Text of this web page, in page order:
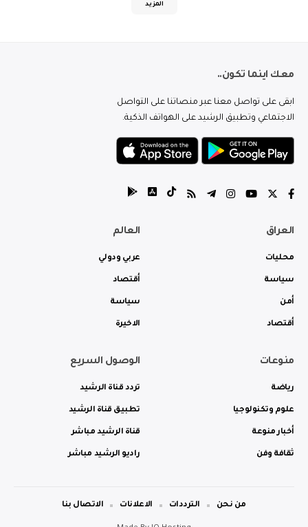
المزيد
معك اينما تكون..
ابقى على تواصل معنا عبر منصاتنا على التواصل
الاجتماعي وتطبيق الرشيد على الهواتف الذكية.
العراق
محليات
سياسة
أمن
أقتصاد
العالم
عربي ودولي
أقتصاد
سياسة
الاخيرة
منوعات
رياضة
علوم وتكنولوجيا
أخبار منوعة
ثقافة وفن
الوصول السريع
تردد قناة الرشيد
تطبيق قناة الرشيد
قناة الرشيد مباشر
راديو الرشيد مباشر
من نحن الترددات الاعلانات الاتصال بنا